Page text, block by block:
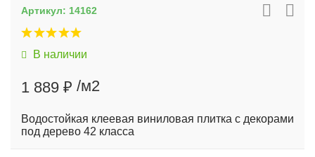
Артикул: 14162
В наличии
1 889 ₽ /м2
Водостойкая клеевая виниловая плитка с декорами
под дерево 42 класса